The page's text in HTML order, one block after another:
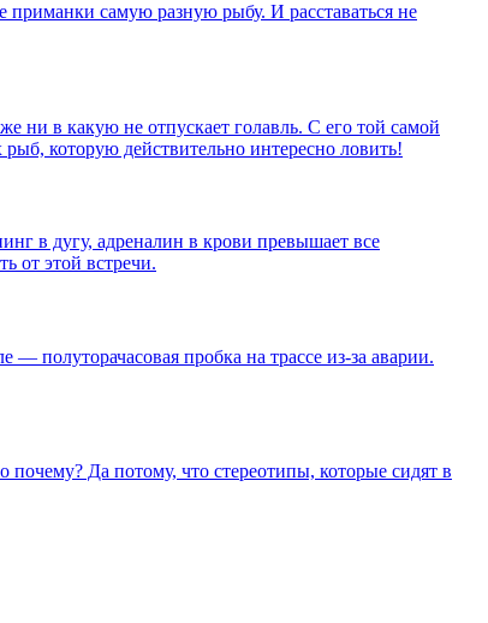
самую разную рыбу. И расставаться не
ни в какую не отпускает голавль. С его той самой
которую действительно интересно ловить!
в дугу, адреналин в крови превышает все
от этой встречи.
— полуторачасовая пробка на трассе из-за аварии.
Да потому, что стереотипы, которые сидят в